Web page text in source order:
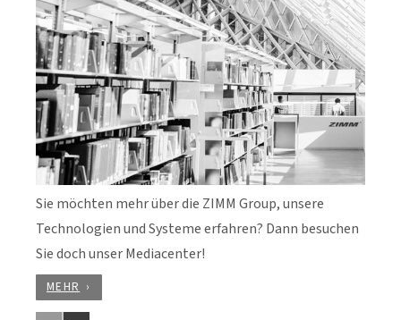
Sie möchten mehr über die ZIMM Group, unsere
Technologien und Systeme erfahren? Dann besuchen
Sie doch unser Mediacenter!
MEHR